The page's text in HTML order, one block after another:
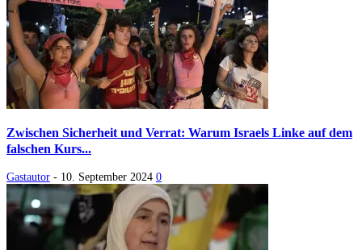
Zwischen Sicherheit und Verrat: Warum Israels Linke auf dem
falschen Kurs...
Gastautor - 10. September 2024 0